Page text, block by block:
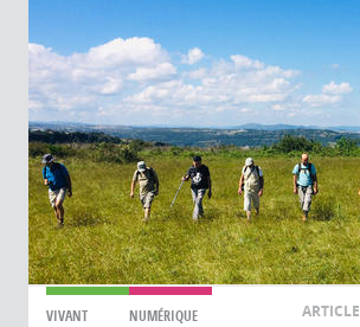
VIVANT NUMÉRIQUE ARTICLE